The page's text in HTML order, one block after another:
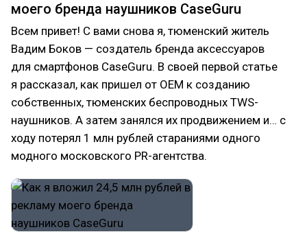
моего бренда наушников CaseGuru
Всем привет! С вами снова я, тюменский житель
Вадим Боков — создатель бренда аксессуаров
для смартфонов CaseGuru. В своей первой статье
я рассказал, как пришел от OEM к созданию
собственных, тюменских беспроводных TWS-
наушников. А затем занялся их продвижением и… с
ходу потерял 1 млн рублей стараниями одного
модного московского PR-агентства.